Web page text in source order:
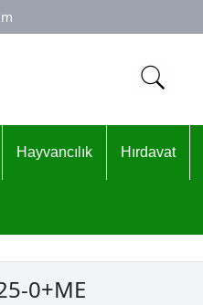
Hayvancılık Hırdavat
0+ME